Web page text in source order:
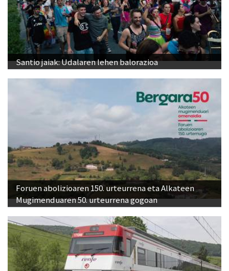
Santio jaiak: Udalaren lehen balorazioa
Foruen abolizioaren 150. urteurrena eta Alkateen
Mugimenduaren 50. urteurrena gogoan